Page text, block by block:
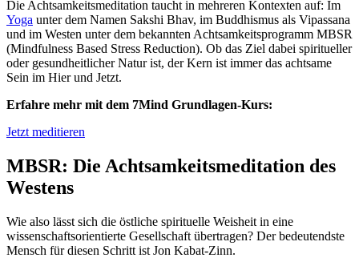
Die Achtsamkeitsmeditation taucht in mehreren Kontexten auf: Im
Yoga unter dem Namen Sakshi Bhav, im Buddhismus als Vipassana
und im Westen unter dem bekannten Achtsamkeitsprogramm MBSR
(Mindfulness Based Stress Reduction). Ob das Ziel dabei spiritueller
oder gesundheitlicher Natur ist, der Kern ist immer das achtsame
Sein im Hier und Jetzt.
Erfahre mehr mit dem 7Mind Grundlagen-Kurs:
Jetzt meditieren
MBSR: Die Achtsamkeitsmeditation des
Westens
Wie also lässt sich die östliche spirituelle Weisheit in eine
wissenschaftsorientierte Gesellschaft übertragen? Der bedeutendste
Mensch für diesen Schritt ist Jon Kabat-Zinn.